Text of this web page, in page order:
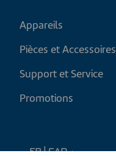
Appareils
Pièces et Accessoires
Support et Service
Promotions
FR|CAD